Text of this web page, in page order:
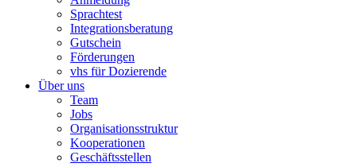
Sprachtest
Integrationsberatung
Gutschein
Förderungen
vhs für Dozierende
Über uns
Team
Jobs
Organisationsstruktur
Kooperationen
Geschäftsstellen